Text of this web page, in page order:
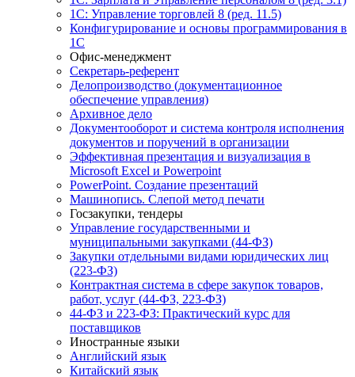
1С: Управление торговлей 8 (ред. 11.5)
Конфигурирование и основы программирования в
1С
Офис-менеджмент
Секретарь-референт
Делопроизводство (документационное
обеспечение управления)
Архивное дело
Документооборот и система контроля исполнения
документов и поручений в организации
Эффективная презентация и визуализация в
Microsoft Excel и Powerpoint
PowerPoint. Создание презентаций
Машинопись. Слепой метод печати
Госзакупки, тендеры
Управление государственными и
муниципальными закупками (44-ФЗ)
Закупки отдельными видами юридических лиц
(223-ФЗ)
Контрактная система в сфере закупок товаров,
работ, услуг (44-ФЗ, 223-ФЗ)
44-ФЗ и 223-ФЗ: Практический курс для
поставщиков
Иностранные языки
Английский язык
Китайский язык